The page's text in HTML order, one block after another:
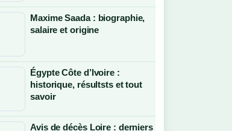
Maxime Saada : biographie,
salaire et origine
Égypte Côte d’Ivoire :
historique, résultsts et tout
savoir
Avis de décès Loire : derniers